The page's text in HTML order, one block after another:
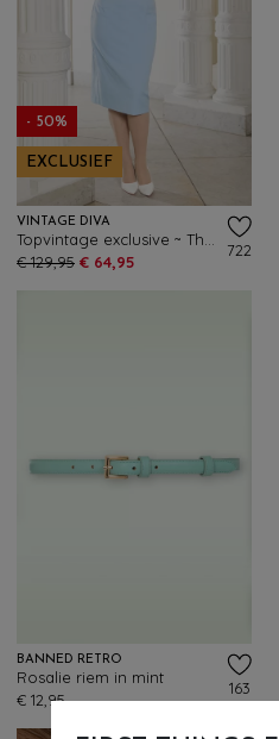
- 50%
EXCLUSIEF
VINTAGE DIVA
€ 129,95 € 64,95
722
BANNED RETRO
Rosalie riem in mint
€ 12,95
163